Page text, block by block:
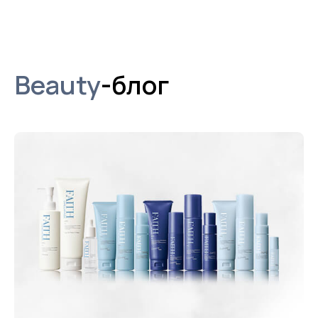
Beauty-блог